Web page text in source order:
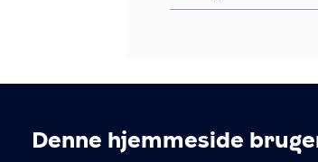
Denne hjemmeside